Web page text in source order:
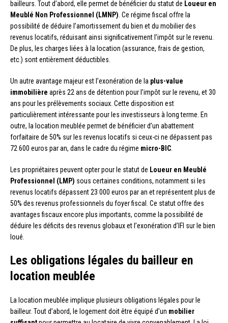
bailleurs. Tout d’abord, elle permet de bénéficier du statut de Loueur en
Meublé Non Professionnel (LMNP) . Ce régime fiscal offre la
possibilité de déduire l’amortissement du bien et du mobilier des
revenus locatifs, réduisant ainsi significativement l’impôt sur le revenu.
De plus, les charges liées à la location (assurance, frais de gestion,
etc.) sont entièrement déductibles.
Un autre avantage majeur est l’exonération de la plus-value
immobilière après 22 ans de détention pour l’impôt sur le revenu, et 30
ans pour les prélèvements sociaux. Cette disposition est
particulièrement intéressante pour les investisseurs à long terme. En
outre, la location meublée permet de bénéficier d’un abattement
forfaitaire de 50% sur les revenus locatifs si ceux-ci ne dépassent pas
72 600 euros par an, dans le cadre du régime micro-BIC
Les propriétaires peuvent opter pour le statut de Loueur en Meublé
Professionnel (LMP) sous certaines conditions, notamment si les
revenus locatifs dépassent 23 000 euros par an et représentent plus de
50% des revenus professionnels du foyer fiscal. Ce statut offre des
avantages fiscaux encore plus importants, comme la possibilité de
déduire les déficits des revenus globaux et l’exonération d’IFI sur le bien
loué.
Les obligations légales du bailleur en
location meublée
La location meublée implique plusieurs obligations légales pour le
bailleur. Tout d’abord, le logement doit être équipé d’un mobilier